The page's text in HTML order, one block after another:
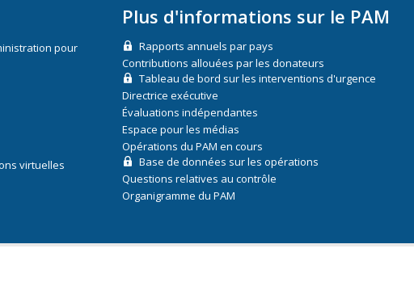
pour
virtuelles
Plus d'informations sur le PAM
Rapports annuels par pays
Contributions allouées par les donateurs
Tableau de bord sur les interventions d'urgence
Directrice exécutive
Évaluations indépendantes
Espace pour les médias
Opérations du PAM en cours
Base de données sur les opérations
Questions relatives au contrôle
Organigramme du PAM